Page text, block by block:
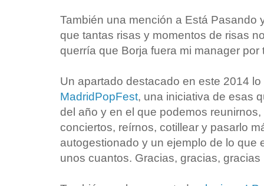
También una mención a Está Pasando
que tantas risas y momentos de risas
querría que Borja fuera mi manager
Un apartado destacado en este 2014
MadridPopFest, una iniciativa de esas
del año y en el que podemos
conciertos, reírnos, cotillear y pasarlo
autogestionado y un ejemplo de lo que
unos cuantos. Gracias, gracias, gracias